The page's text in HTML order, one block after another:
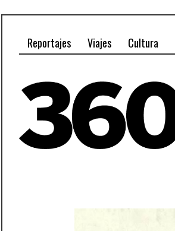
Reportajes Viajes Cultura